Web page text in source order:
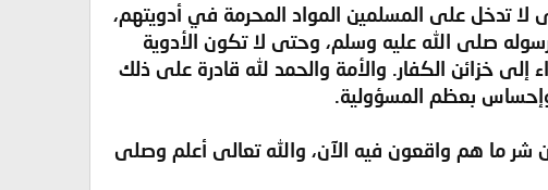
تدخل على المسلمين المواد المحرمة في أدويتهم،
صلى الله عليه وسلم، وحتى لا تكون الأدوية
إلى خزائن الكفار. والأمة والحمد لله قادرة على ذلك
بعظم المسؤولية.
ما هم واقعون فيه الآن، والله تعالى أعلم وصلى